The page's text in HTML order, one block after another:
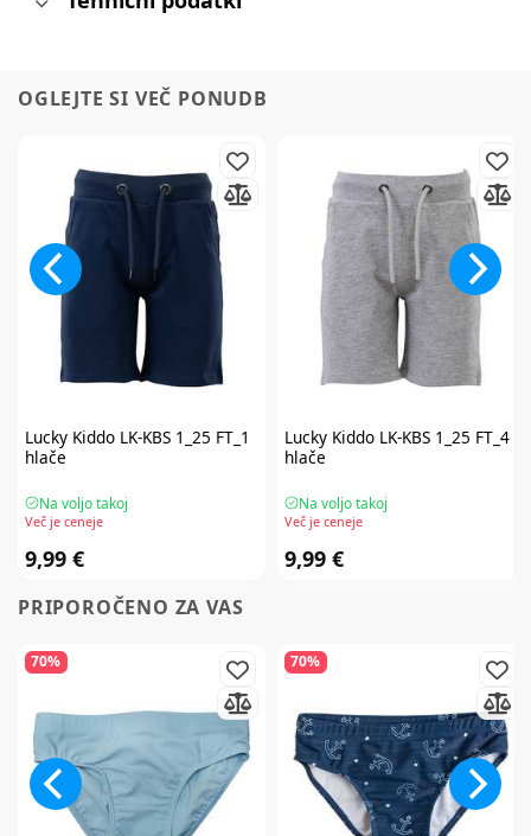
OGLEJTE SI VEČ PONUDB
Lucky KiddoLK-KBS 1_25 FT_1
hlače
Na voljo takoj
Več je ceneje
9,99 €
Lucky KiddoLK-KBS 1_25 FT_4
hlače
Na voljo takoj
Več je ceneje
9,99 €
PRIPOROČENO ZA VAS
70% 70%